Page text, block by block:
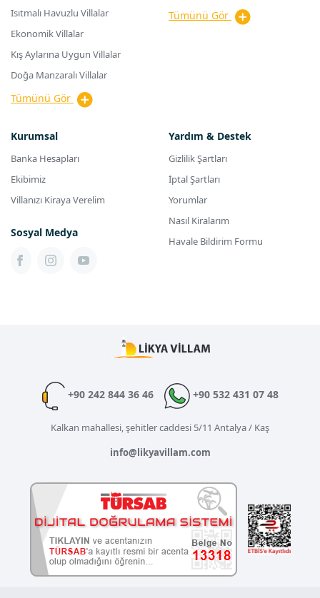
Isıtmalı Havuzlu Villalar
Ekonomik Villalar
Kış Aylarına Uygun Villalar
Doğa Manzaralı Villalar
Tümünü Gör
Tümünü Gör
Kurumsal
Banka Hesapları
Ekibimiz
Villanızı Kiraya Verelim
Sosyal Medya
Yardım & Destek
Gizlilik Şartları
İptal Şartları
Yorumlar
Nasıl Kiralarım
Havale Bildirim Formu
+90 242 844 36 46 +90 532 431 07 48
Kalkan mahallesi, şehitler caddesi 5/11 Antalya / Kaş
info@likyavillam.com